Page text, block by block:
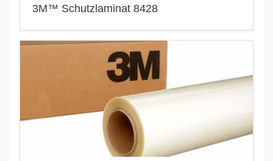
3M™ Schutzlaminat 8428